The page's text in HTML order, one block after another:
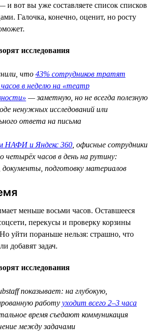
и вот вы уже составляете список списков
Галочка, конечно, оценит, но росту
исследования
что 43% сотрудников тратят
в неделю на «театр
— заметную, но не всегда полезную
ненужных исследований или
ответа на письма
НАФИ и Яндекс 360 , офисные сотрудники
часов в день на рутину:
документы, подготовку материалов
меньше восьми часов. Оставшееся
перекусы и проверку корзины
уйти пораньше нельзя: страшно, что
добавят задач.
исследования
показывает: на глубокую,
работу уходит всего 2–3 часа
время съедают коммуникация
между задачами